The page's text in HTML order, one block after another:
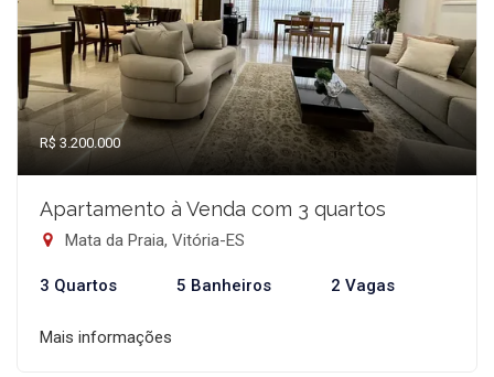
R$ 3.200.000
Apartamento à Venda com 3 quartos
Mata da Praia, Vitória-ES
3 Quartos 5 Banheiros 2 Vagas
Mais informações